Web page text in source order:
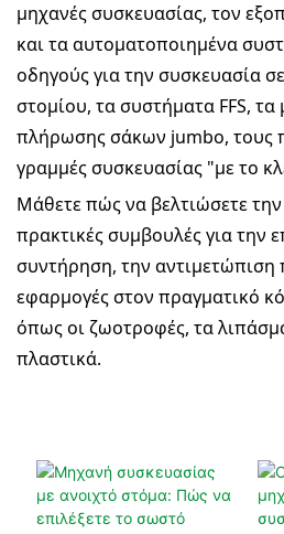
μηχανές συσκευασίας, τον
και τα αυτοματοποιημένα
οδηγούς για την συσκευασία
στομίου, τα συστήματα FFS,
πλήρωσης σάκων jumbo, τους
γραμμές συσκευασίας "με το
Μάθετε πώς να βελτιώσετε
πρακτικές συμβουλές για την
συντήρηση, την αντιμετώπιση
εφαρμογές στον πραγματικό
όπως οι ζωοτροφές, τα
πλαστικά.